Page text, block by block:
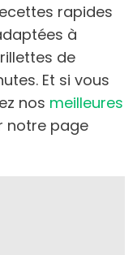
rapides
à
de
Et si vous
nos meilleures
notre page